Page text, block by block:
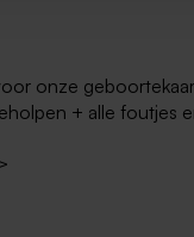
onze
+ alle foutjes